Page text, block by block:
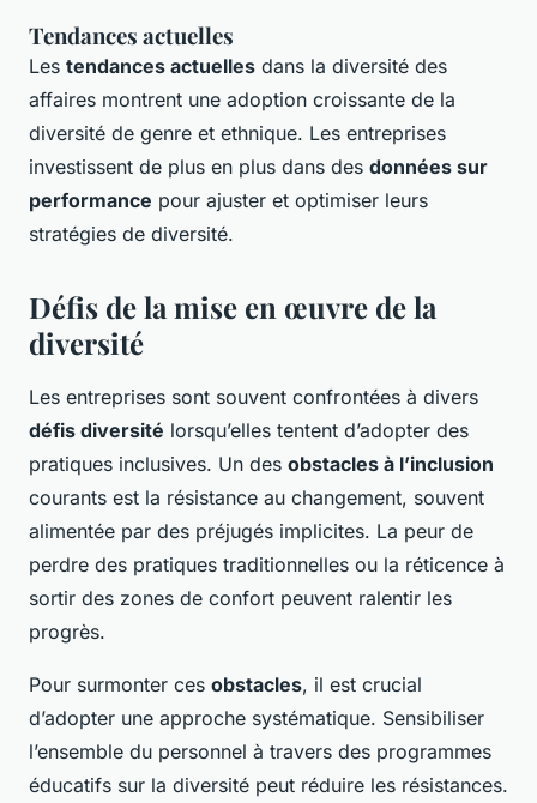
Tendances actuelles
Les tendances actuelles dans la diversité des
affaires montrent une adoption croissante de la
diversité de genre et ethnique. Les entreprises
investissent de plus en plus dans des données sur
performance pour ajuster et optimiser leurs
stratégies de diversité.
Défis de la mise en œuvre de la
diversité
Les entreprises sont souvent confrontées à divers
défis diversité lorsqu’elles tentent d’adopter des
pratiques inclusives. Un des obstacles à l’inclusion
courants est la résistance au changement, souvent
alimentée par des préjugés implicites. La peur de
perdre des pratiques traditionnelles ou la réticence à
sortir des zones de confort peuvent ralentir les
progrès.
Pour surmonter ces obstacles, il est crucial
d’adopter une approche systématique. Sensibiliser
l’ensemble du personnel à travers des programmes
éducatifs sur la diversité peut réduire les résistances.